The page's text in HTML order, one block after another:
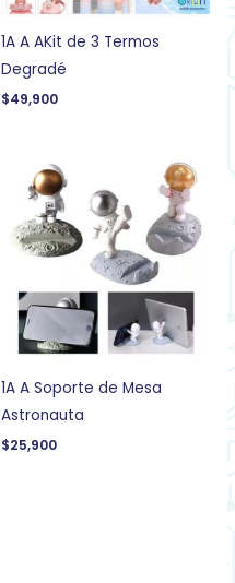
1A A AKit de 3 Termos
Degradé
$49,900
1A A Soporte de Mesa
Astronauta
$25,900